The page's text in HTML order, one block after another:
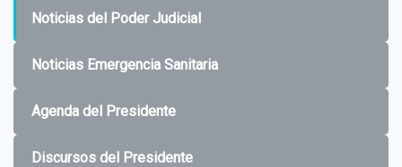
Noticias del Poder Judicial
Noticias Emergencia Sanitaria
Agenda del Presidente
Discursos del Presidente